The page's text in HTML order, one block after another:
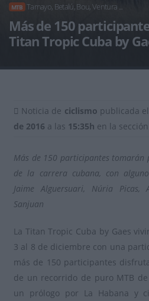
MTB Tamayo, Betalú, Bou, Ventura ...
Más de 150
Titan Tropic Cuba by
Noticia de ciclismo publicada el
de 2016 a las 15:35h en la
Más de 150 participantes tomarán
de la carrera cubana, con
Jaime Alguersuari, Núria
Sanjuan
La Titan Tropic Cuba by Gaes
3 al 8 de diciembre con una
más de 150 participantes
de un recorrido de puro MTB
un prólogo por La Habana y